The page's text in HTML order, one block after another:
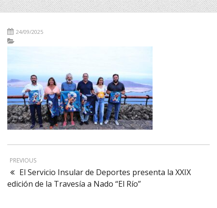
24/09/2025
PREVIOUS
El Servicio Insular de Deportes presenta la XXIX
edición de la Travesía a Nado “El Río”